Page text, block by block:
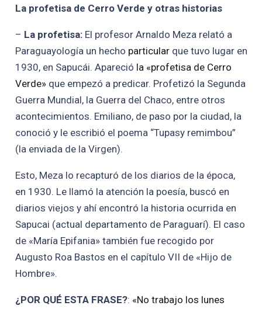
La profetisa de Cerro Verde y otras historias
– La profetisa: El profesor Arnaldo Meza relató a
Paraguayología un hecho particularque tuvo lugar en
1930, en Sapucái. Apareció la «profetisa de Cerro
Verde» que empezó a predicar. Profetizó la Segunda
Guerra Mundial, la Guerra del Chaco, entre otros
acontecimientos. Emiliano, de paso por la ciudad, la
conoció y le escribió el poema “Tupasy remimbou”
(la enviada de la Virgen).
Esto, Meza lo recapturó de los diarios de la época,
en 1930. Le llamó la atención la poesía, buscó en
diarios viejos y ahí encontró la historia ocurrida en
Sapucai (actual departamento de Paraguarí). El caso
de «María Epifania» también fue recogido por
Augusto Roa Bastos en el capítulo VII de «Hijo de
Hombre».
¿POR QUÉ ESTA FRASE?: «No trabajo los lunes